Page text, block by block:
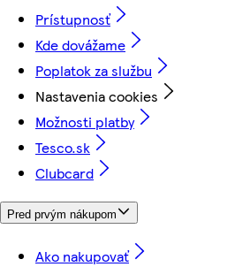
Prístupnosť
Kde dovážame
Poplatok za službu
Nastavenia cookies
Možnosti platby
Tesco.sk
Clubcard
Pred prvým nákupom
Ako nakupovať